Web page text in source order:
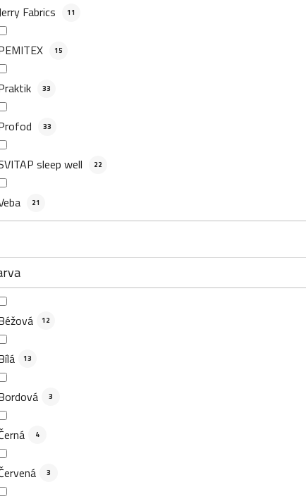
Fabrics 11
15
33
33
sleep well 22
21
12
13
3
4
3